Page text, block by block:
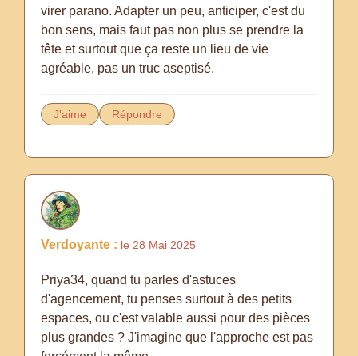
virer parano. Adapter un peu, anticiper, c'est du
bon sens, mais faut pas non plus se prendre la
tête et surtout que ça reste un lieu de vie
agréable, pas un truc aseptisé.
J'aime Répondre
Verdoyante : le 28 Mai 2025
Priya34, quand tu parles d'astuces
d'agencement, tu penses surtout à des petits
espaces, ou c'est valable aussi pour des pièces
plus grandes ? J'imagine que l'approche est pas